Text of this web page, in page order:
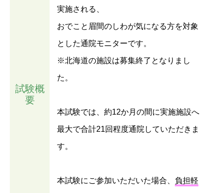
試験概
要
実施される、
おでこと眉間のしわが気になる方を対象
とした通院モニターです。
※北海道の施設は募集終了となりまし
た。
本試験では、約12か月の間に実施施設へ
最大で合計21回程度通院していただきま
す。
本試験にご参加いただいた場合、 負担軽